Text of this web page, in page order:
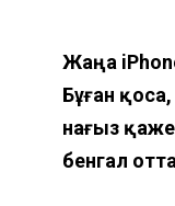
Жаңа
Бұған
нағыз
бенгал